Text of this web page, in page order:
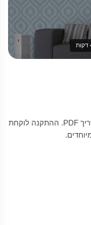
כל טפט מגיע עם הדרכת וידאו מלאה ומדריך PDF. ההתקנה לוקחת